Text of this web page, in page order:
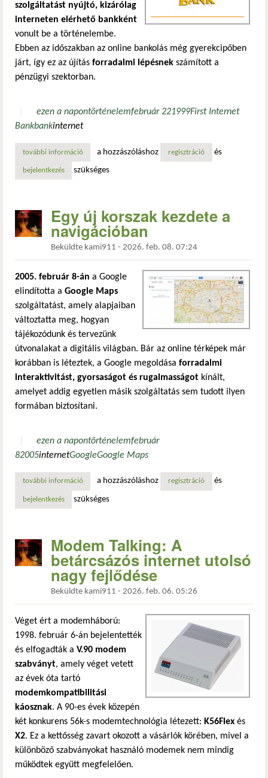
szolgáltatást nyújtó, kizárólag
interneten elérhető bankként
vonult be a történelembe.
Ebben az időszakban az online bankolás még gyerekcipőben
járt, így ez az újítás forradalmi lépésnek számított a
pénzügyi szektorban.
ezen a napontörténelemfebruár 221999First Internet
Bankbankinternet
további információaz első kizárólag online bank megnyitása tartalommal
a hozzászóláshoz regisztráció és
bejelentkezés szükséges
Egy új korszak kezdete a
navigációban
Beküldte kami911 - 2026. feb. 08. 07:24
2005. február 8-án a Google
elindította a Google Maps
szolgáltatást, amely alapjaiban
változtatta meg, hogyan
tájékozódunk és tervezünk
útvonalakat a digitális világban. Bár az online térképek már
korábban is léteztek, a Google megoldása forradalmi
interaktivitást, gyorsaságot és rugalmasságot kínált,
amelyet addig egyetlen másik szolgáltatás sem tudott ilyen
formában biztosítani.
ezen a napontörténelemfebruár
82005internetGoogleGoogle Maps
további információegy új korszak kezdete a navigációban tartalommal
a hozzászóláshoz regisztráció és
bejelentkezés szükséges
Modem Talking: A
betárcsázós internet utolsó
nagy fejlődése
Beküldte kami911 - 2026. feb. 06. 05:26
Véget ért a modemháború:
1998. február 6-án bejelentették
és elfogadták a V.90 modem
szabványt, amely véget vetett
az évek óta tartó
modemkompatibilitási
káosznak. A 90-es évek közepén
két konkurens 56k-s modemtechnológia létezett: K56Flex és
X2. Ez a kettősség zavart okozott a vásárlók körében, mivel a
különböző szabványokat használó modemek nem mindig
működtek együtt megfelelően.